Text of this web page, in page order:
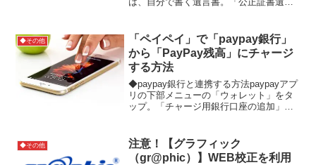
られない可能性がある。そこで2020年7月
10日に法務局が開...
◆その他
「ペイペイ」で「paypay銀行」
から「PayPay残高」にチャージ
する方法
◆paypay銀行と連携する方法paypayアプ
リの下部メニューの「ウォレット」をタ
ップ。「チャージ用銀行口座の追加」を
されるので、PayPay銀行の口座情報で...
◆その他
注意！【グラフィック
（gr@phic）】WEB校正を利用